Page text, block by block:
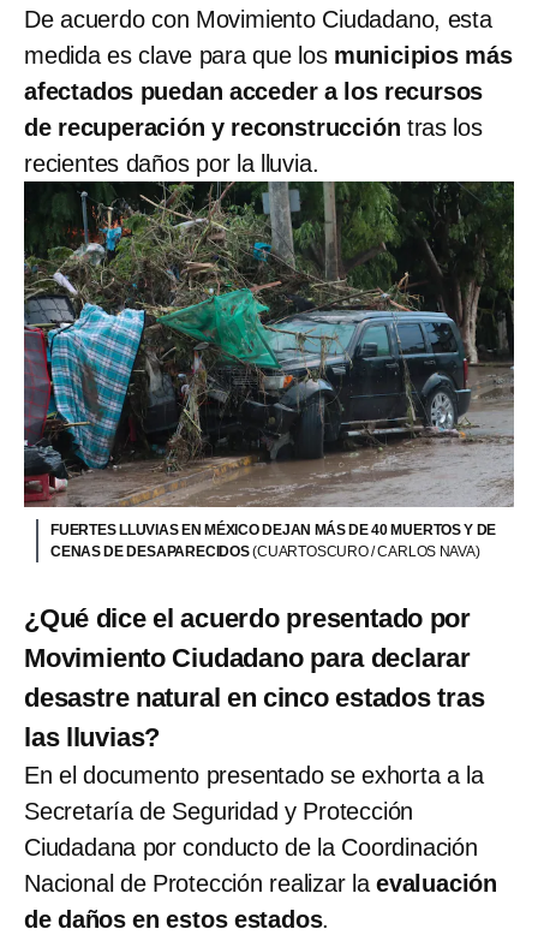
De acuerdo con Movimiento Ciudadano, esta
medida es clave para que los municipios más
afectados puedan acceder a los recursos
de recuperación y reconstrucción tras los
recientes daños por la lluvia.
FUERTES LLUVIAS EN MÉXICO DEJAN MÁS DE 40 MUERTOS Y DE
CENAS DE DESAPARECIDOS(CUARTOSCURO / CARLOS NAVA)
¿Qué dice el acuerdo presentado por
Movimiento Ciudadano para declarar
desastre natural en cinco estados tras
las lluvias?
En el documento presentado se exhorta a la
Secretaría de Seguridad y Protección
Ciudadana por conducto de la Coordinación
Nacional de Protección realizar la evaluación
de daños en estos estados.